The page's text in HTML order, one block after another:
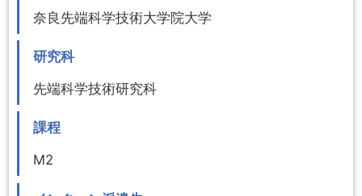
奈良先端科学技術大学院大学
研究科
先端科学技術研究科
課程
M2